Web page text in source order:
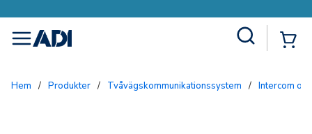
menu
Hem / Produkter / Tvåvägskommunikationssystem / Intercom